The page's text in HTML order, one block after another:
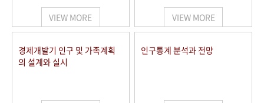
VIEW MORE VIEW MORE
경제개발기 인구 및 가족계획
의 설계와 실시
인구통계 분석과 전망